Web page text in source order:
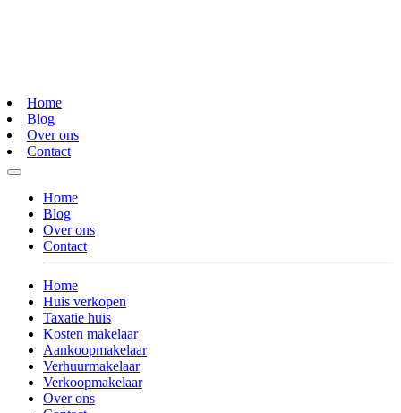
Home
Blog
Over ons
Contact
Home
Blog
Over ons
Contact
Home
Huis verkopen
Taxatie huis
Kosten makelaar
Aankoopmakelaar
Verhuurmakelaar
Verkoopmakelaar
Over ons